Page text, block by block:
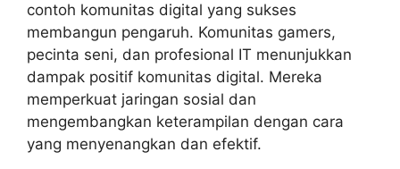
contoh komunitas digital yang sukses
membangun pengaruh. Komunitas gamers,
pecinta seni, dan profesional IT menunjukkan
dampak positif komunitas digital. Mereka
memperkuat jaringan sosial dan
mengembangkan keterampilan dengan cara
yang menyenangkan dan efektif.